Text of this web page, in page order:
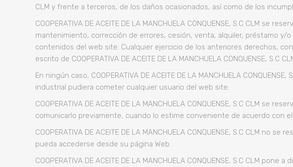
CLM y frente a terceros, de los daños ocasionados, así como de los
COOPERATIVA DE ACEITE DE LA MANCHUELA CONQUENSE, S.C CLM
mantenimiento, corrección de errores, cesión, venta, alquiler, préstamo
contenidos del web site. Cualquier ejercicio de los anteriores derechos,
escrito de COOPERATIVA DE ACEITE DE LA MANCHUELA CONQUENSE, S.C
En ningún caso, COOPERATIVA DE ACEITE DE LA MANCHUELA
industrial pudiera cometer cualquier usuario del web site.
COOPERATIVA DE ACEITE DE LA MANCHUELA CONQUENSE, S.C CLM
comunicarlo previamente, cuando lo estime conveniente de acuerdo con
COOPERATIVA DE ACEITE DE LA MANCHUELA CONQUENSE, S.C CLM
pueda accederse desde su página Web.
COOPERATIVA DE ACEITE DE LA MANCHUELA CONQUENSE, S.C CLM